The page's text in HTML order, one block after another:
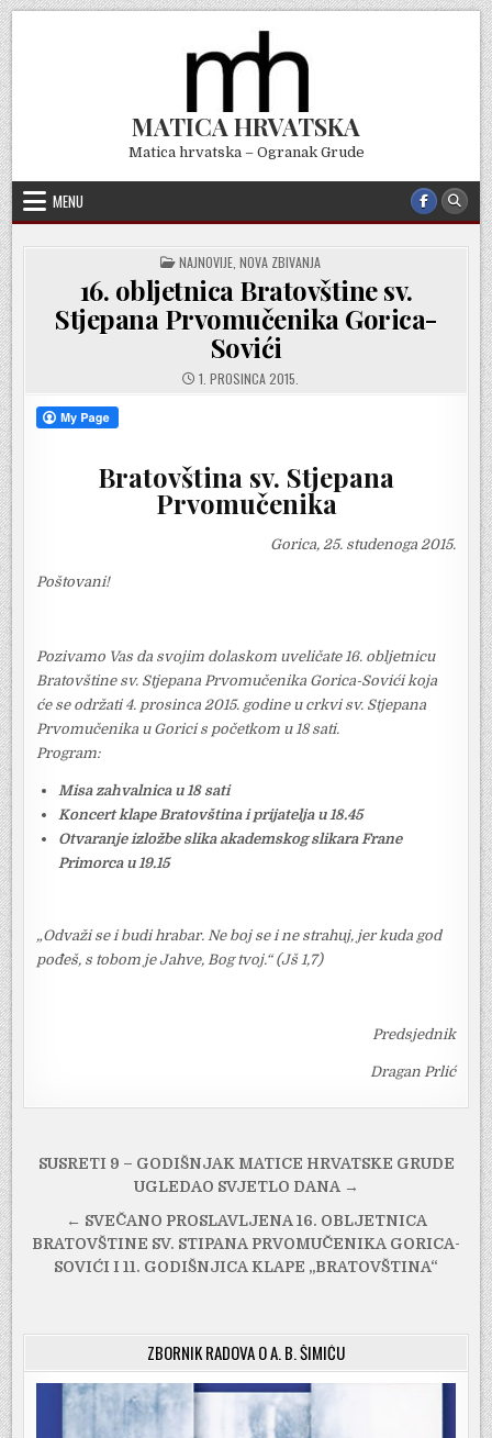
Skip
to
content
MATICA HRVATSKA
Matica hrvatska – Ogranak Grude
MENU
POSTED
IN
NAJNOVIJE NOVA ZBIVANJA
16. obljetnica Bratovštine sv.
Stjepana Prvomučenika Gorica-
Sovići
1. PROSINCA 2015.
Bratovština sv. Stjepana
Prvomučenika
Gorica, 25. studenoga 2015.
Poštovani!
Pozivamo Vas da svojim dolaskom uveličate 16. obljetnicu
Bratovštine sv. Stjepana Prvomučenika Gorica-Sovići koja
će se održati 4. prosinca 2015. godine u crkvi sv. Stjepana
Prvomučenika u Gorici s početkom u 18 sati.
Program:
Misa zahvalnica u 18 sati
Koncert klape Bratovština i prijatelja u 18.45
Otvaranje izložbe slika akademskog slikara Frane
Primorca u 19.15
„Odvaži se i budi hrabar. Ne boj se i ne strahuj, jer kuda god
pođeš, s tobom je Jahve, Bog tvoj.“ (Jš 1,7)
Predsjednik
Dragan Prlić
Navigacija
SUSRETI 9 – GODIŠNJAK MATICE HRVATSKE GRUDE
UGLEDAO SVJETLO DANA →
← SVEČANO PROSLAVLJENA 16. OBLJETNICA
BRATOVŠTINE SV. STIPANA PRVOMUČENIKA GORICA-
SOVIĆI I 11. GODIŠNJICA KLAPE „BRATOVŠTINA“
ZBORNIK RADOVA O A. B. ŠIMIĆU